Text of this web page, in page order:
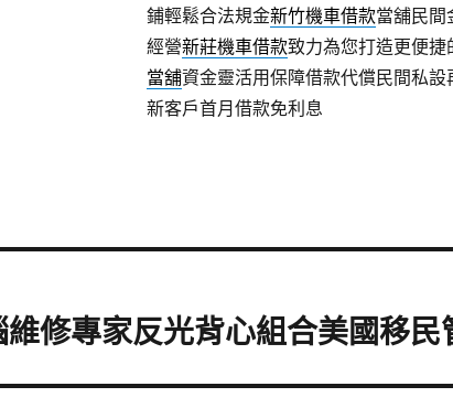
鋪輕鬆合法規金新竹機車借款當舖民間
經營新莊機車借款致力為您打造更便
當舖資金靈活用保障借款代償民間私
新客戶首月借款免利息
維修專家反光背心組合美國移